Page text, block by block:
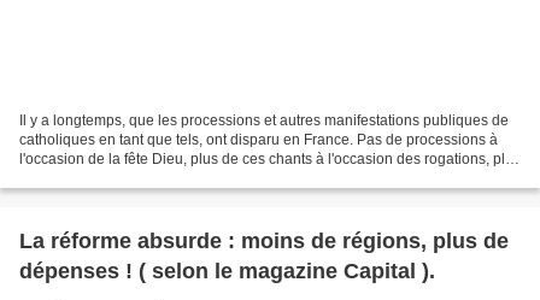
Il y a longtemps, que les processions et autres manifestations publiques de
catholiques en tant que tels, ont disparu en France. Pas de processions à
l'occasion de la fête Dieu, plus de ces chants à l'occasion des rogations, plus
La réforme absurde : moins de régions, plus de
dépenses ! ( selon le magazine Capital ).